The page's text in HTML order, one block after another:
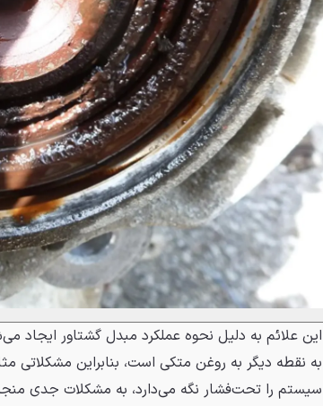
این علائم به دلیل نحوه عملکرد مبدل گشتاور ایجاد
به نقطه دیگر به روغن متکی است، بنابراین مشکلاتی
سیستم را تحت‌فشار نگه می‌دارد، به مشکلات جدی